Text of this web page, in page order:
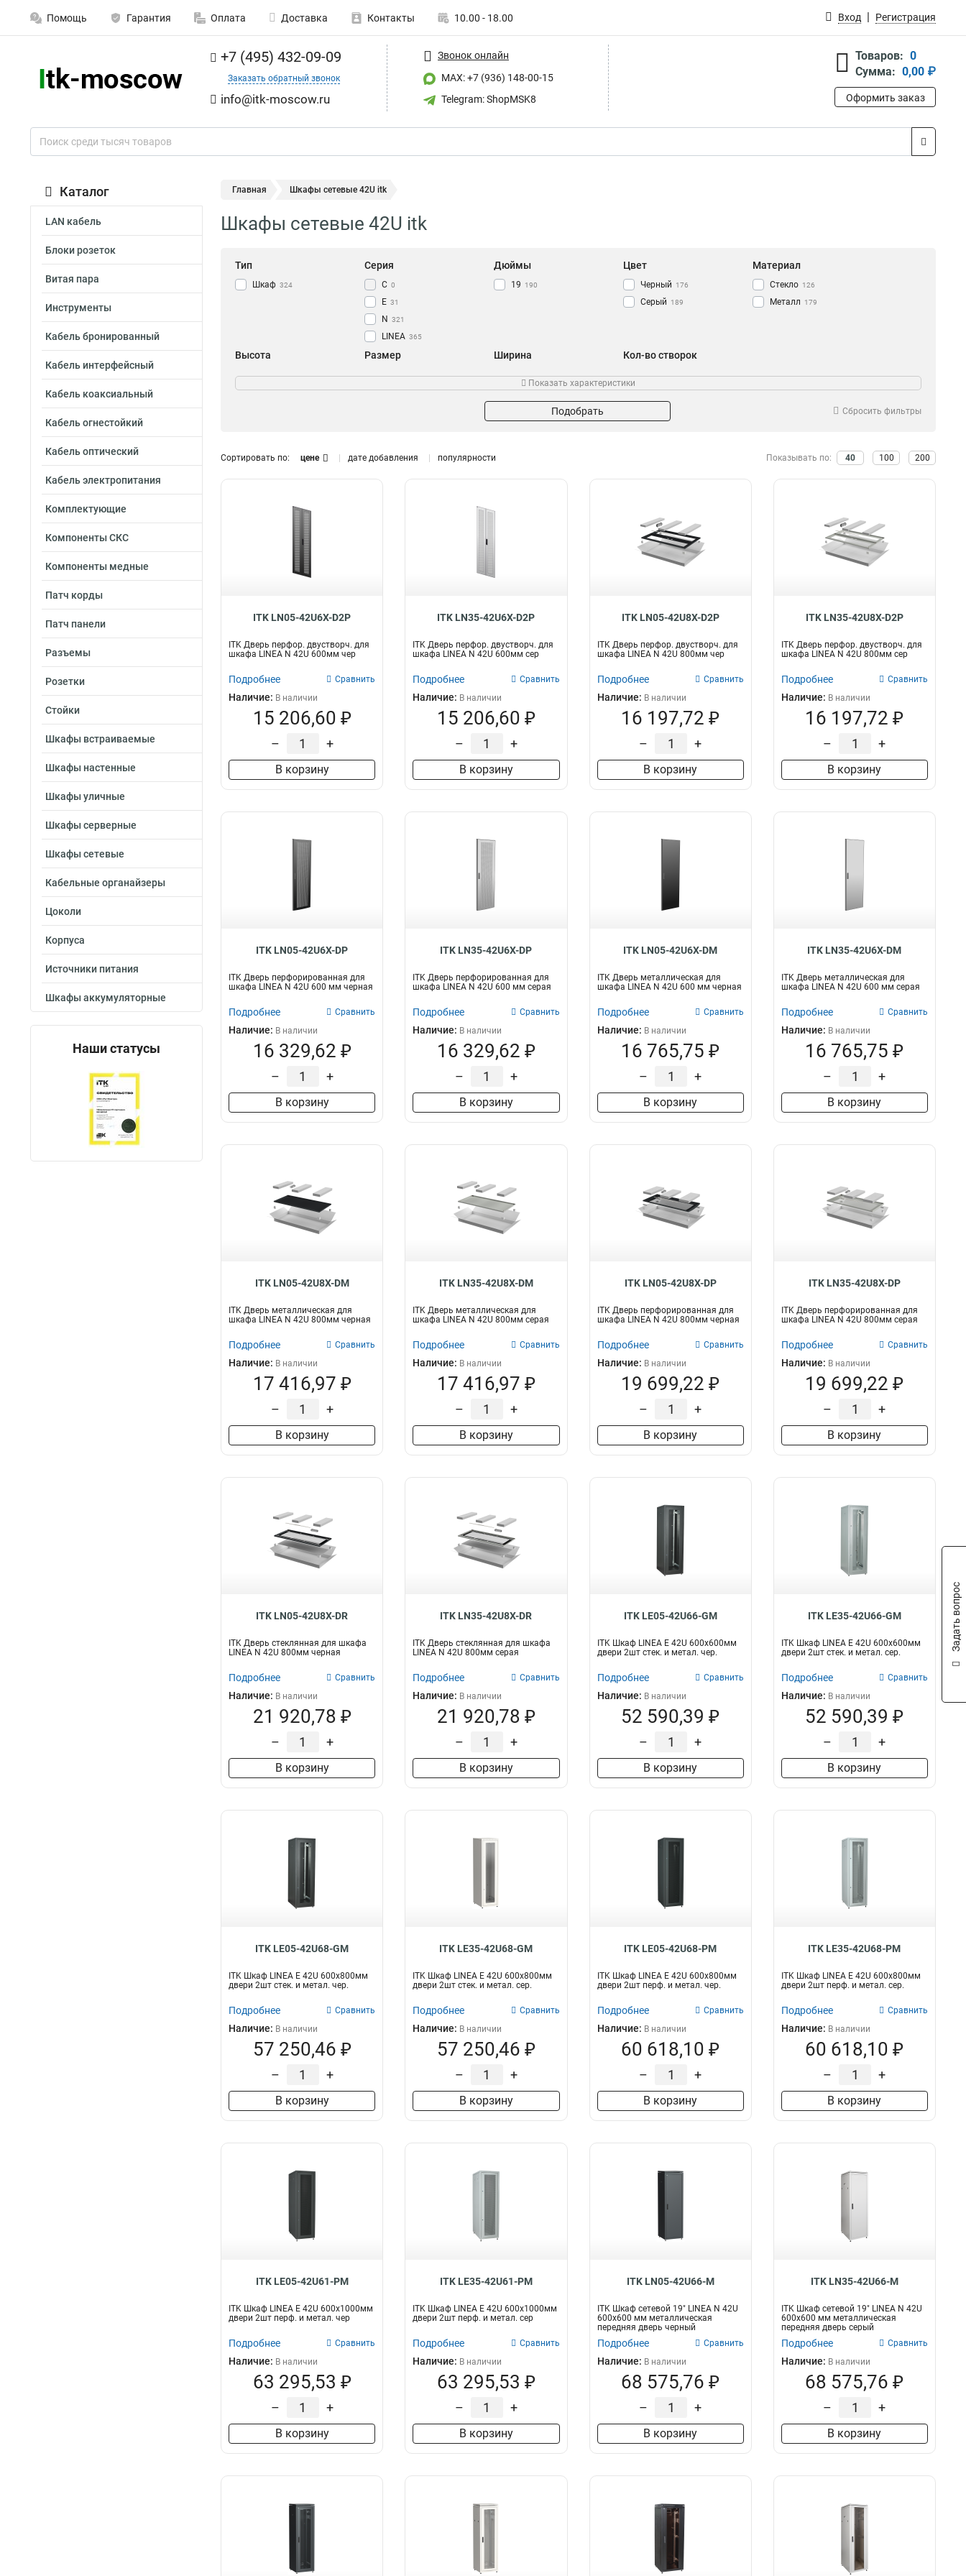
Помощь Гарантия Оплата Доставка Контакты 10.00 - 18.00 Вход Регистрация
+7 (495) 432-09-09
Заказать обратный звонок
info@itk-moscow.ru
Звонок онлайн
MAX: +7 (936) 148-00-15
Telegram: ShopMSK8
Товаров: 0
Сумма: 0,00 ₽
Оформить заказ
Каталог
LAN кабель
Блоки розеток
Витая пара
Инструменты
Кабель бронированный
Кабель интерфейсный
Кабель коаксиальный
Кабель огнестойкий
Кабель оптический
Кабель электропитания
Комплектующие
Компоненты СКС
Компоненты медные
Патч корды
Патч панели
Разъемы
Розетки
Стойки
Шкафы встраиваемые
Шкафы настенные
Шкафы уличные
Шкафы серверные
Шкафы сетевые
Кабельные органайзеры
Цоколи
Корпуса
Источники питания
Шкафы аккумуляторные
Наши статусы
Главная Шкафы сетевые 42U itk
Шкафы сетевые 42U itk
Тип
Шкаф 324
Серия
С 0
E 31
N 321
LINEA 365
Дюймы
19 190
Цвет
Черный 176
Серый 189
Материал
Стекло 126
Металл 179
Высота
38U 44
28U 44
24U 56
42U 56
Размер
600х1000мм 80
600х600мм 70
Ширина
600мм 50
800мм 55
Кол-во створок
2 29
Показать характеристики
Подобрать Сбросить фильтры
Сортировать по: цене дате добавления популярности Показывать по: 40 100 200
ITK LN05-42U6X-D2P
ITK Дверь перфор. двустворч. для
шкафа LINEA N 42U 600мм чер
Подробнее Сравнить
Наличие: В наличии
15 206,60 ₽
– +
В корзину
ITK LN35-42U6X-D2P
ITK Дверь перфор. двустворч. для
шкафа LINEA N 42U 600мм сер
Подробнее Сравнить
Наличие: В наличии
15 206,60 ₽
– +
В корзину
ITK LN05-42U8X-D2P
ITK Дверь перфор. двустворч. для
шкафа LINEA N 42U 800мм чер
Подробнее Сравнить
Наличие: В наличии
16 197,72 ₽
– +
В корзину
ITK LN35-42U8X-D2P
ITK Дверь перфор. двустворч. для
шкафа LINEA N 42U 800мм сер
Подробнее Сравнить
Наличие: В наличии
16 197,72 ₽
– +
В корзину
ITK LN05-42U6X-DP
ITK Дверь перфорированная для
шкафа LINEA N 42U 600 мм черная
Подробнее Сравнить
Наличие: В наличии
16 329,62 ₽
– +
В корзину
ITK LN35-42U6X-DP
ITK Дверь перфорированная для
шкафа LINEA N 42U 600 мм серая
Подробнее Сравнить
Наличие: В наличии
16 329,62 ₽
– +
В корзину
ITK LN05-42U6X-DM
ITK Дверь металлическая для
шкафа LINEA N 42U 600 мм черная
Подробнее Сравнить
Наличие: В наличии
16 765,75 ₽
– +
В корзину
ITK LN35-42U6X-DM
ITK Дверь металлическая для
шкафа LINEA N 42U 600 мм серая
Подробнее Сравнить
Наличие: В наличии
16 765,75 ₽
– +
В корзину
ITK LN05-42U8X-DM
ITK Дверь металлическая для
шкафа LINEA N 42U 800мм черная
Подробнее Сравнить
Наличие: В наличии
17 416,97 ₽
– +
В корзину
ITK LN35-42U8X-DM
ITK Дверь металлическая для
шкафа LINEA N 42U 800мм серая
Подробнее Сравнить
Наличие: В наличии
17 416,97 ₽
– +
В корзину
ITK LN05-42U8X-DP
ITK Дверь перфорированная для
шкафа LINEA N 42U 800мм черная
Подробнее Сравнить
Наличие: В наличии
19 699,22 ₽
– +
В корзину
ITK LN35-42U8X-DP
ITK Дверь перфорированная для
шкафа LINEA N 42U 800мм серая
Подробнее Сравнить
Наличие: В наличии
19 699,22 ₽
– +
В корзину
ITK LN05-42U8X-DR
ITK Дверь стеклянная для шкафа
LINEA N 42U 800мм черная
Подробнее Сравнить
Наличие: В наличии
21 920,78 ₽
– +
В корзину
ITK LN35-42U8X-DR
ITK Дверь стеклянная для шкафа
LINEA N 42U 800мм серая
Подробнее Сравнить
Наличие: В наличии
21 920,78 ₽
– +
В корзину
ITK LE05-42U66-GM
ITK Шкаф LINEA E 42U 600х600мм
двери 2шт стек. и метал. чер.
Подробнее Сравнить
Наличие: В наличии
52 590,39 ₽
– +
В корзину
ITK LE35-42U66-GM
ITK Шкаф LINEA E 42U 600х600мм
двери 2шт стек. и метал. сер.
Подробнее Сравнить
Наличие: В наличии
52 590,39 ₽
– +
В корзину
ITK LE05-42U68-GM
ITK Шкаф LINEA E 42U 600х800мм
двери 2шт стек. и метал. чер.
Подробнее Сравнить
Наличие: В наличии
57 250,46 ₽
– +
В корзину
ITK LE35-42U68-GM
ITK Шкаф LINEA E 42U 600х800мм
двери 2шт стек. и метал. сер.
Подробнее Сравнить
Наличие: В наличии
57 250,46 ₽
– +
В корзину
ITK LE05-42U68-PM
ITK Шкаф LINEA E 42U 600х800мм
двери 2шт перф. и метал. чер.
Подробнее Сравнить
Наличие: В наличии
60 618,10 ₽
– +
В корзину
ITK LE35-42U68-PM
ITK Шкаф LINEA E 42U 600х800мм
двери 2шт перф. и метал. сер.
Подробнее Сравнить
Наличие: В наличии
60 618,10 ₽
– +
В корзину
ITK LE05-42U61-PM
ITK Шкаф LINEA E 42U 600х1000мм
двери 2шт перф. и метал. чер
Подробнее Сравнить
Наличие: В наличии
63 295,53 ₽
– +
В корзину
ITK LE35-42U61-PM
ITK Шкаф LINEA E 42U 600х1000мм
двери 2шт перф. и метал. сер
Подробнее Сравнить
Наличие: В наличии
63 295,53 ₽
– +
В корзину
ITK LN05-42U66-M
ITK Шкаф сетевой 19" LINEA N 42U
600х600 мм металлическая
передняя дверь черный
Подробнее Сравнить
Наличие: В наличии
68 575,76 ₽
– +
В корзину
ITK LN35-42U66-M
ITK Шкаф сетевой 19" LINEA N 42U
600х600 мм металлическая
передняя дверь серый
Подробнее Сравнить
Наличие: В наличии
68 575,76 ₽
– +
В корзину
Задать вопрос